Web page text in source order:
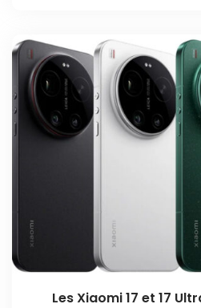
Les Xiaomi 17 et 17